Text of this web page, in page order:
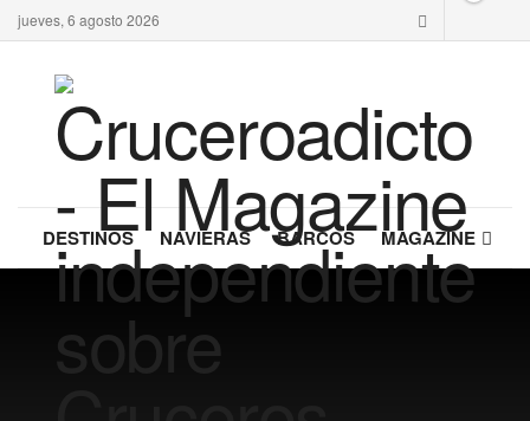
jueves, 6 agosto 2026
DESTINOS NAVIERAS BARCOS MAGAZINE